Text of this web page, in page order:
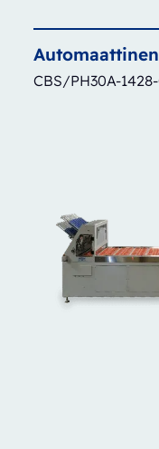
Automaattinen
CBS/PH30A-